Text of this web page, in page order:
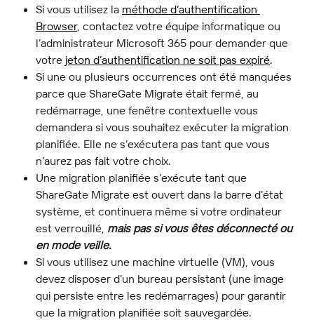
Si vous utilisez la méthode d’authentification
Browser, contactez votre équipe informatique ou
l’administrateur Microsoft 365 pour demander que
votre jeton d’authentification ne soit pas expiré.
Si une ou plusieurs occurrences ont été manquées
parce que ShareGate Migrate était fermé, au
redémarrage, une fenêtre contextuelle vous
demandera si vous souhaitez exécuter la migration
planifiée. Elle ne s’exécutera pas tant que vous
n’aurez pas fait votre choix.
Une migration planifiée s’exécute tant que
ShareGate Migrate est ouvert dans la barre d’état
système, et continuera même si votre ordinateur
est verrouillé, mais pas si vous êtes déconnecté ou
en mode veille.
Si vous utilisez une machine virtuelle (VM), vous
devez disposer d’un bureau persistant (une image
qui persiste entre les redémarrages) pour garantir
que la migration planifiée soit sauvegardée.